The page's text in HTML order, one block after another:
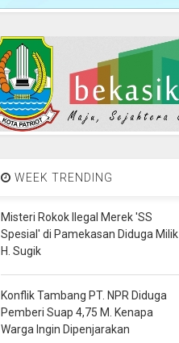
WEEK TRENDING
Misteri Rokok Ilegal Merek 'SS
Spesial' di Pamekasan Diduga Milik
H. Sugik
Konflik Tambang PT. NPR Diduga
Pemberi Suap 4,75 M. Kenapa
Warga Ingin Dipenjarakan